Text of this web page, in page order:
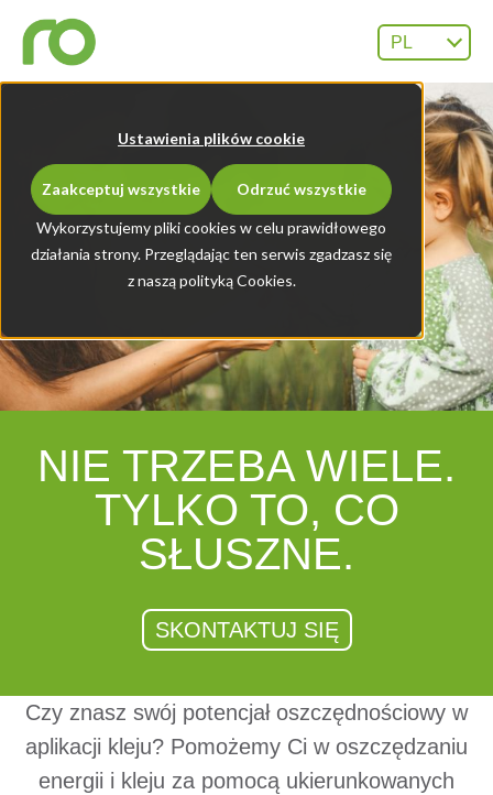
Wykorzystujemy pliki cookies w celu prawidłowego
działania strony. Przeglądając ten serwis zgadzasz się
z naszą polityką Cookies.
Ustawienia plików cookie
Zaakceptuj wszystkie Odrzuć wszystkie
PL
NIE TRZE­BA WIE­LE.
TYL­KO TO, CO
SŁUSZ­NE.
SKONTAKTUJ SIĘ
Czy znasz swój potencjał oszczędnościowy w
aplikacji kleju? Pomożemy Ci w oszczędzaniu
energii i kleju za pomocą ukierunkowanych